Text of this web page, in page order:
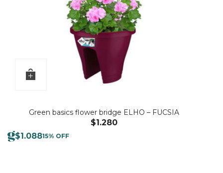
Green basics flower bridge ELHO – FUCSIA
$1.280
$1.08815% OFF